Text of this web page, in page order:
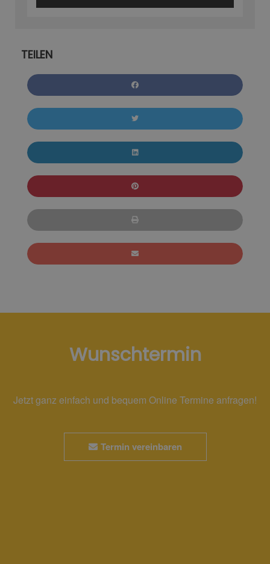
TEILEN
Wunschtermin
Jetzt ganz einfach und bequem Online Termine anfragen!
Termin vereinbaren